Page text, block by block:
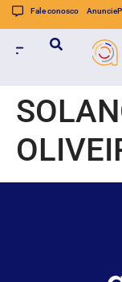
Fale conosco Anuncie